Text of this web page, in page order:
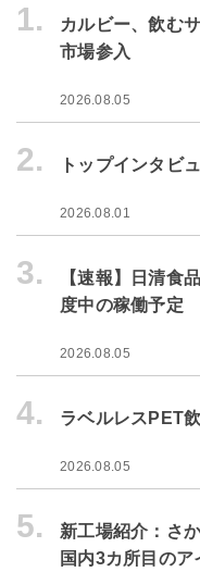
1.
カルビー、飲む
市場参入
2026.08.05
2. トップインタビ
2026.08.01
3.
【速報】日清食
度中の稼働予定
2026.08.05
4. ラベルレスPET
2026.08.05
5.
新工場紹介：さ
国内3カ所目のア